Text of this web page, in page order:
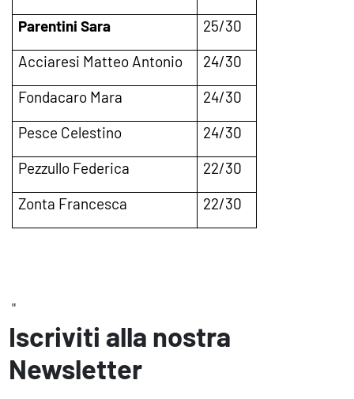
Parentini Sara
25/30
Acciaresi Matteo Antonio
24/30
Fondacaro Mara
24/30
Pesce Celestino
24/30
Pezzullo Federica
22/30
Zonta Francesca
22/30
"
Iscriviti alla nostra
Newsletter